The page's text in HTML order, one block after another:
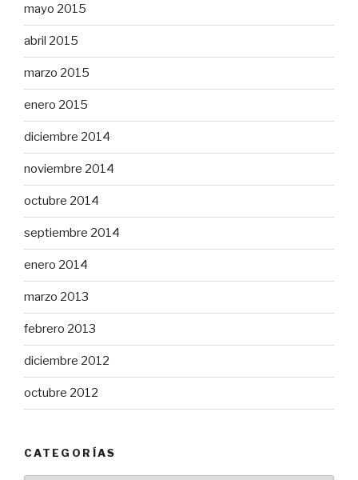
mayo 2015
abril 2015
marzo 2015
enero 2015
diciembre 2014
noviembre 2014
octubre 2014
septiembre 2014
enero 2014
marzo 2013
febrero 2013
diciembre 2012
octubre 2012
CATEGORÍAS